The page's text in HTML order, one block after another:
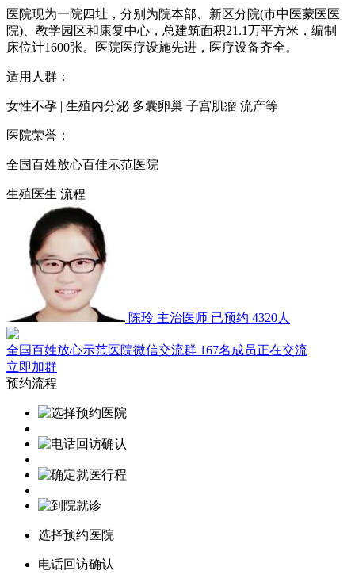
医院现为一院四址，分别为院本部、新区分院(市中医蒙医医
院)、教学园区和康复中心，总建筑面积21.1万平方米，编制
床位计1600张。医院医疗设施先进，医疗设备齐全。
适用人群：
女性不孕 | 生殖内分泌 多囊卵巢 子宫肌瘤 流产等
医院荣誉：
全国百姓放心百佳示范医院
生殖医生 流程
陈玲 主治医师 已预约 4320人
全国百姓放心示范医院微信交流群 167名成员正在交流
立即加群
预约流程
选择预约医院
电话回访确认